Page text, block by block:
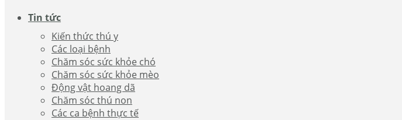
Tin tức
Kiến thức thú y
Các loại bệnh
Chăm sóc sức khỏe chó
Chăm sóc sức khỏe mèo
Động vật hoang dã
Chăm sóc thú non
Các ca bệnh thực tế